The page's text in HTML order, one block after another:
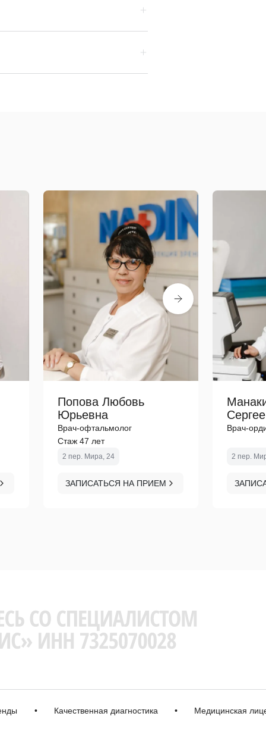
Попова Любовь
Юрьевна
Врач-офтальмолог
Стаж 47 лет
2 пер. Мира, 24
ЗАПИСАТЬСЯ НА ПРИЕМ
Врач-
2 пер.
Качественная диагностика • Медицинская